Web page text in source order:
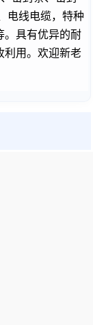
电线电缆，特种
。具有优异的耐
利用。欢迎新老